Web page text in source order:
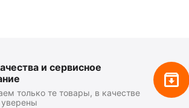
и сервисное
только те товары, в качестве